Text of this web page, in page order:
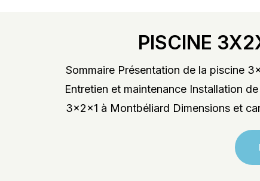
PISCINE
Sommaire Présentation de la piscine
Entretien et maintenance Installation
3x2x1 à Montbéliard Dimensions et